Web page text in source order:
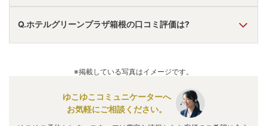
A. チェックインは15:00~20:00、チェックアウトは〜
11:00
です。
※プランによって異なる場合があります。
Q.ホテルグリーンプラザ箱根の口コミ評価は?
口コミ情報の詳細は
こちら。
※掲載している写真はイメージです。
ゆこゆこコミュニケーターへ
お気軽にご相談ください。